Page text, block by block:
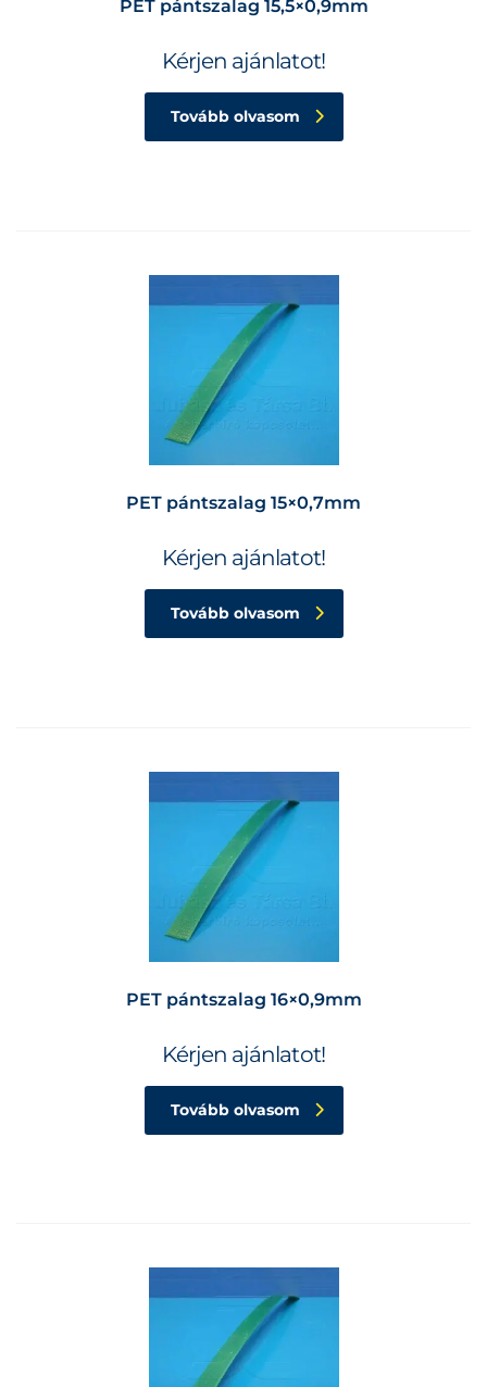
PET pántszalag 15,5×0,9mm
Kérjen ajánlatot!
Tovább olvasom
PET pántszalag 15×0,7mm
Kérjen ajánlatot!
Tovább olvasom
PET pántszalag 16×0,9mm
Kérjen ajánlatot!
Tovább olvasom